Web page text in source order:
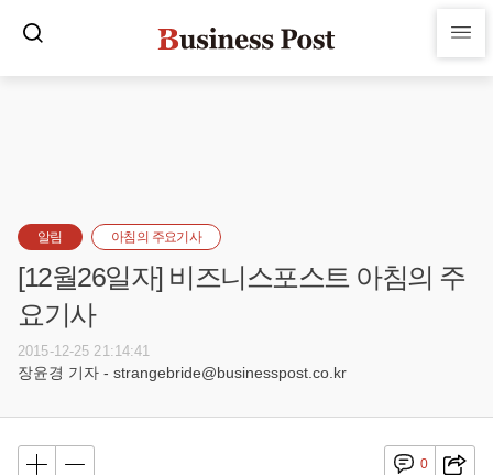
알림 아침의 주요기사
[12월26일자] 비즈니스포스트 아침의 주
요기사
2015-12-25 21:14:41
장윤경 기자 - strangebride@businesspost.co.kr
0